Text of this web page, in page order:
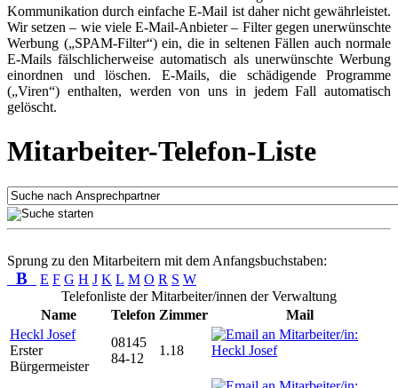
Kommunikation durch einfache E-Mail ist daher nicht gewährleistet.
Wir setzen – wie viele E-Mail-Anbieter – Filter gegen unerwünschte
Werbung („SPAM-Filter“) ein, die in seltenen Fällen auch normale
E-Mails fälschlicherweise automatisch als unerwünschte Werbung
einordnen und löschen. E-Mails, die schädigende Programme
(„Viren“) enthalten, werden von uns in jedem Fall automatisch
gelöscht.
Mitarbeiter-Telefon-Liste
Sprung zu den Mitarbeitern mit dem Anfangsbuchstaben:
B E F G H J K L M O R S W
Telefonliste der Mitarbeiter/innen der Verwaltung
Name
Telefon Zimmer
Mail
Heckl Josef
Erster
Bürgermeister
08145
84-12
1.18